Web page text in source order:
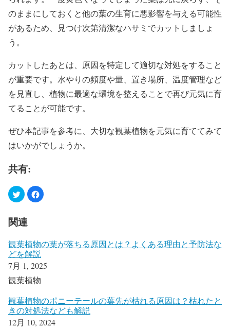
のままにしておくと他の葉の生育に悪影響を与える可能性
があるため、見つけ次第清潔なハサミでカットしましょ
う。
カットしたあとは、原因を特定して適切な対処をすること
が重要です。水やりの頻度や量、置き場所、温度管理など
を見直し、植物に最適な環境を整えることで再び元気に育
てることが可能です。
ぜひ本記事を参考に、大切な観葉植物を元気に育ててみて
はいかがでしょうか。
共有:
関連
観葉植物の葉が落ちる原因とは？よくある理由と予防法な
どを解説
7月 1, 2025
観葉植物
観葉植物のポニーテールの葉先が枯れる原因は？枯れたと
きの対処法なども解説
12月 10, 2024